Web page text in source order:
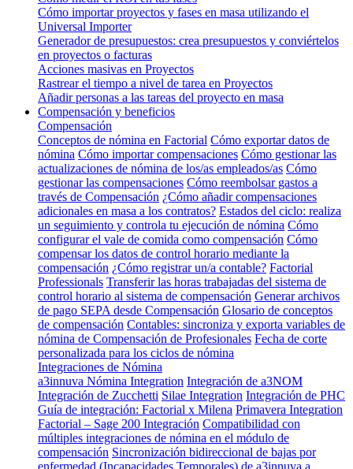
Cómo importar proyectos y fases en masa utilizando el
Universal Importer
Generador de presupuestos: crea presupuestos y conviértelos
en proyectos o facturas
Acciones masivas en Proyectos
Rastrear el tiempo a nivel de tarea en Proyectos
Añadir personas a las tareas del proyecto en masa
Compensación y beneficios
Compensación
Conceptos de nómina en Factorial Cómo exportar datos de
nómina Cómo importar compensaciones Cómo gestionar las
actualizaciones de nómina de los/as empleados/as Cómo
gestionar las compensaciones Cómo reembolsar gastos a
través de Compensación ¿Cómo añadir compensaciones
adicionales en masa a los contratos? Estados del ciclo: realiza
un seguimiento y controla tu ejecución de nómina Cómo
configurar el vale de comida como compensación Cómo
compensar los datos de control horario mediante la
compensación ¿Cómo registrar un/a contable? Factorial
Professionals Transferir las horas trabajadas del sistema de
control horario al sistema de compensación Generar archivos
de pago SEPA desde Compensación Glosario de conceptos
de compensación Contables: sincroniza y exporta variables de
nómina de Compensación de Profesionales Fecha de corte
personalizada para los ciclos de nómina
Integraciones de Nómina
a3innuva Nómina Integration Integración de a3NOM
Integración de Zucchetti Silae Integration Integración de PHC
Guía de integración: Factorial x Milena Primavera Integration
Factorial – Sage 200 Integración Compatibilidad con
múltiples integraciones de nómina en el módulo de
compensación Sincronización bidireccional de bajas por
enfermedad (Incapacidades Temporales) de a3innuva a